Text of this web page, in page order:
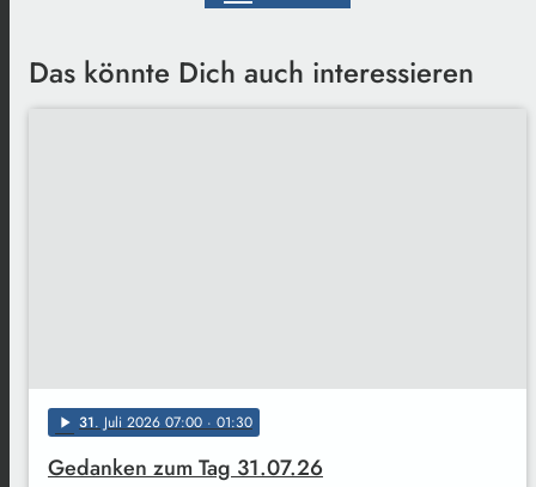
Das könnte Dich auch interessieren
play_arrow 31. Juli 2026 07:00 · 01:30
Gedanken zum Tag 31.07.26